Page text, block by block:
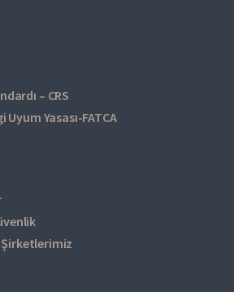
– CRS
Uyum Yasası-FATCA